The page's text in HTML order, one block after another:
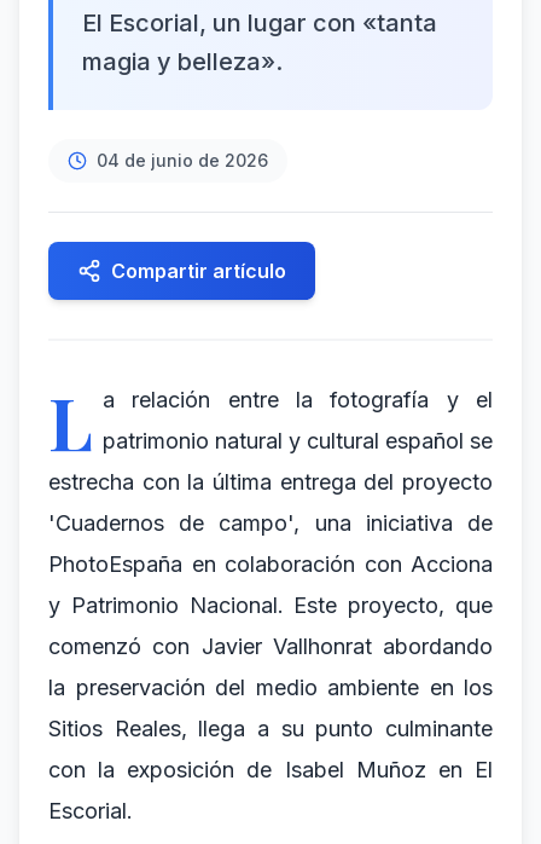
El Escorial, un lugar con «tanta
magia y belleza».
04 de junio de 2026
Compartir artículo
L a relación entre la fotografía y el
patrimonio natural y cultural español se
estrecha con la última entrega del proyecto
'Cuadernos de campo', una iniciativa de
PhotoEspaña en colaboración con Acciona
y Patrimonio Nacional. Este proyecto, que
comenzó con Javier Vallhonrat abordando
la preservación del medio ambiente en los
Sitios Reales, llega a su punto culminante
con la exposición de Isabel Muñoz en El
Escorial.